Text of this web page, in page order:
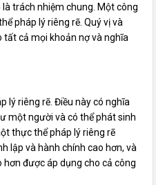
trách nhiệm chung. Một công
pháp lý riêng rẽ. Quý vị và
cả mọi khoản nợ và nghĩa
lý riêng rẽ. Điều này có nghĩa
một người và có thể phát sinh
thực thể pháp lý riêng rẽ
lập và hành chính cao hơn, và
được áp dụng cho cả công